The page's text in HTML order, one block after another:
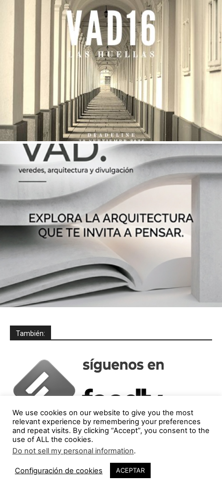
También:
We use cookies on our website to give you the most
relevant experience by remembering your preferences
and repeat visits. By clicking “Accept”, you consent to the
use of ALL the cookies.
Do not sell my personal information.
Configuración de cookies ACEPTAR